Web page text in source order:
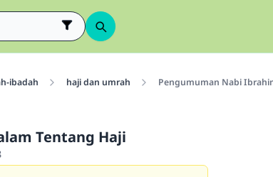
ibadah haji dan umrah Pengumuman Nabi
Tentang Haji